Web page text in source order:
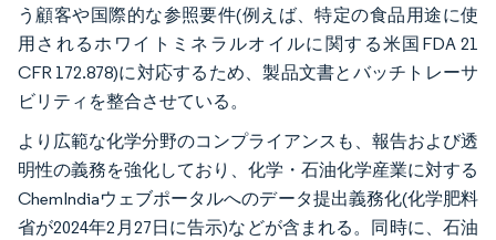
う顧客や国際的な参照要件(例えば、特定の食品用途に使
用されるホワイトミネラルオイルに関する米国FDA 21
CFR 172.878)に対応するため、製品文書とバッチトレーサ
ビリティを整合させている。
より広範な化学分野のコンプライアンスも、報告および透
明性の義務を強化しており、化学・石油化学産業に対する
ChemIndiaウェブポータルへのデータ提出義務化(化学肥料
省が2024年2月27日に告示)などが含まれる。同時に、石油